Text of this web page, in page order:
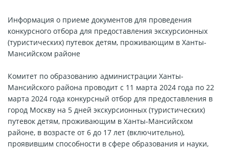
Информация о приеме документов для проведения
конкурсного отбора для предоставления экскурсионных
(туристических) путевок детям, проживающим в Ханты-
Мансийском районе
Комитет по образованию администрации Ханты-
Мансийского района проводит с 11 марта 2024 года по 22
марта 2024 года конкурсный отбор для предоставления в
город Москву на 5 дней экскурсионных (туристических)
путевок детям, проживающим в Ханты-Мансийском
районе, в возрасте от 6 до 17 лет (включительно),
проявившим способности в сфере образования и науки,